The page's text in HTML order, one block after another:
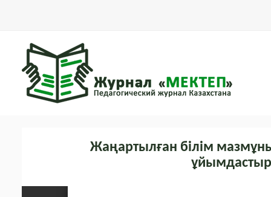
Жаңартылған білім